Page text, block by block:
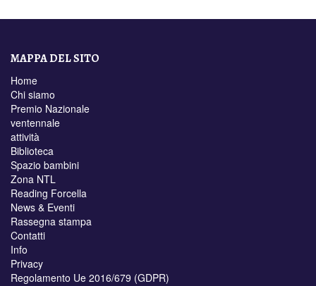
MAPPA DEL SITO
Home
Chi siamo
Premio Nazionale
ventennale
attività
Biblioteca
Spazio bambini
Zona NTL
Reading Forcella
News & Eventi
Rassegna stampa
Contatti
Info
Privacy
Regolamento Ue 2016/679 (GDPR)